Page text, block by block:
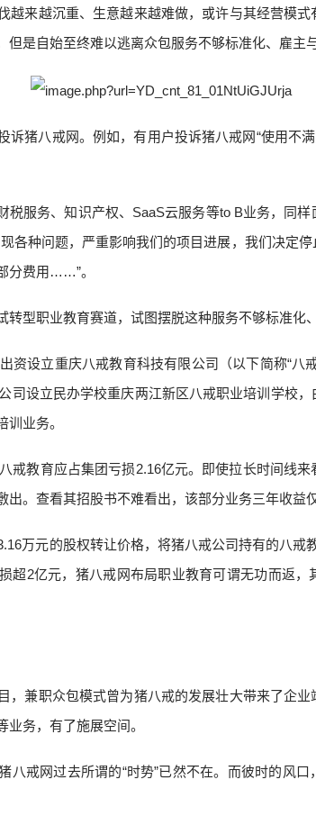
越来越沉重、生意越来越难做，或许与其经营模
是自始至终难以逃离众包服务不够标准化、雇主
诉猪八戒网。例如，有用户投诉猪八戒网“使用不
税服务、知识产权、SaaS云服务等to B业务，同
各种问题，严重影响我们的项目进展，我们决定
分费用……”。
型职业教育赛道，试图摆脱这种服务不够标准化
资设立重庆八戒教育科技有限公司（以下简称“八
司设立民办学校重庆两江新区八戒职业培训学校
业务。
戒教育应占集团亏损2.16亿元。即使拉长时间线
。查看其招股书不难看出，该部分业务三年收益
万元的股权转让价格，将猪八戒公司持有的八戒
超2亿元，猪八戒网布局职业教育可谓无功而返
，兼职众包模式曾为猪八戒的发展壮大带来了企
务，有了施展空间。
八戒网过去所谓的“时势”已然不在。而彼时的风口